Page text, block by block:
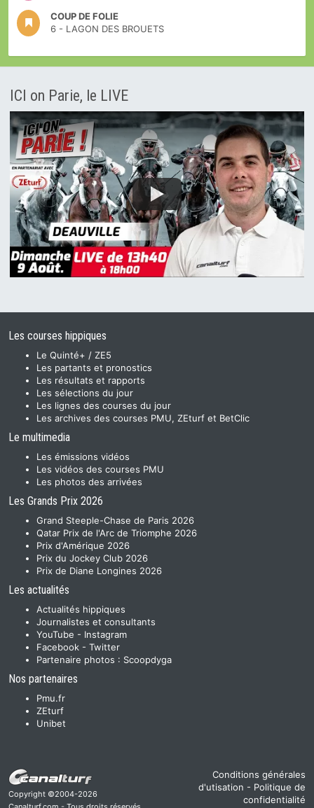
COUP DE FOLIE
6 - LAGON DES BROUETS
ICI on Parie, le LIVE
Les courses hippiques
Le Quinté+ / ZE5
Les partants et pronostics
Les résultats et rapports
Les sélections du jour
Les lignes des courses du jour
Les archives des courses PMU, ZEturf et BetClic
Le multimedia
Les émissions vidéos
Les vidéos des courses PMU
Les photos des arrivées
Les Grands Prix 2026
Grand Steeple-Chase de Paris 2026
Qatar Prix de l'Arc de Triomphe 2026
Prix d'Amérique 2026
Prix du Jockey Club 2026
Prix de Diane Longines 2026
Les actualités
Actualités hippiques
Journalistes et consultants
YouTube - Instagram
Facebook - Twitter
Partenaire photos : Scoopdyga
Nos partenaires
Pmu.fr
ZEturf
Unibet
Copyright ©2004-2026
Conditions générales
d'utisation - Politique de
confidentialité